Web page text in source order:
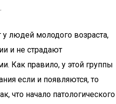
людей молодого возраста,
и не страдают
Как правило, у этой группы
если и появляются, то
что начало патологического